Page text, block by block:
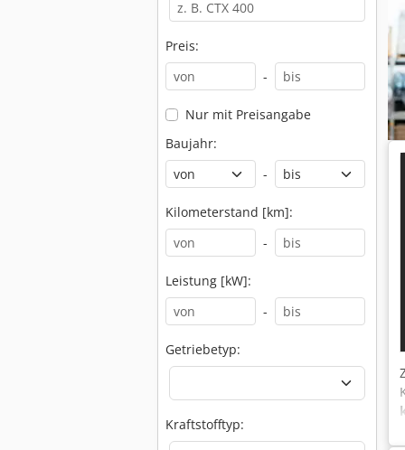
Preis:
-
Nur mit Preisangabe
Baujahr:
-
Kilometerstand [km]:
-
Leistung [kW]:
-
Getriebetyp:
Kraftstofftyp: